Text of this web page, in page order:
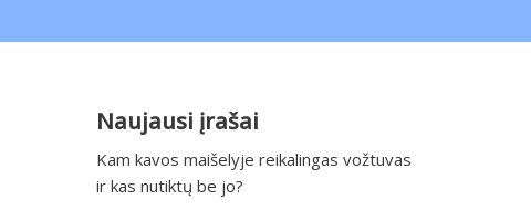
Naujausi įrašai
Kam kavos maišelyje reikalingas vožtuvas
ir kas nutiktų be jo?